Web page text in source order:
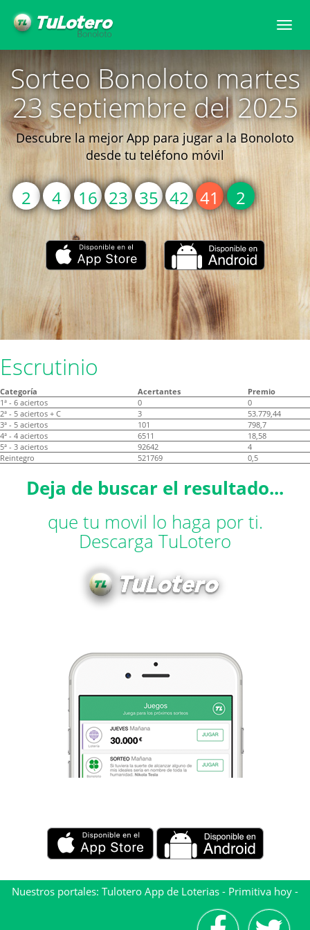
Sorteo Bonoloto martes
23 septiembre del 2025
Descubre la mejor App para jugar a la Bonoloto
desde tu teléfono móvil
2 4 16 23 35 42 41 2
Escrutinio
Categoría Acertantes
Premio
1ª - 6 aciertos
0
0
2ª - 5 aciertos + C
3
53.779,44
3ª - 5 aciertos
101
798,7
4ª - 4 aciertos
6511
18,58
5ª - 3 aciertos
92642
4
Reintegro
521769 0,5
Deja de buscar el resultado...
que tu movil lo haga por ti.
Descarga TuLotero
Nuestros portales: Tulotero App de Loterias - Primitiva hoy -